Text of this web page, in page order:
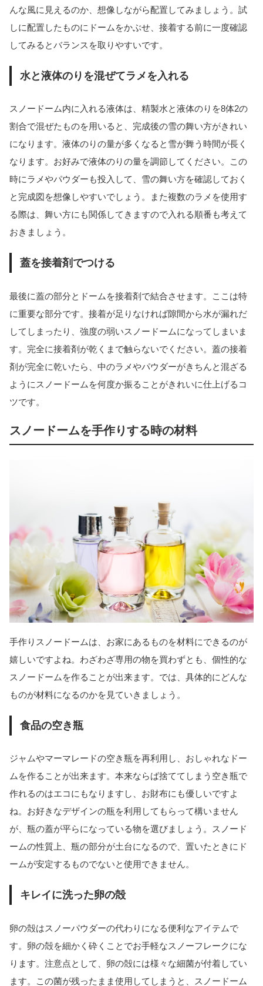
んな風に見えるのか、想像しながら配置してみましょう。試
しに配置したものにドームをかぶせ、接着する前に一度確認
してみるとバランスを取りやすいです。
水と液体のりを混ぜてラメを入れる
スノードーム内に入れる液体は、精製水と液体のりを8体2の
割合で混ぜたものを用いると、完成後の雪の舞い方がきれい
になります。液体のりの量が多くなると雪が舞う時間が長く
なります。お好みで液体のりの量を調節してください。この
時にラメやパウダーも投入して、雪の舞い方を確認しておく
と完成図を想像しやすいでしょう。また複数のラメを使用す
る際は、舞い方にも関係してきますので入れる順番も考えて
おきましょう。
蓋を接着剤でつける
最後に蓋の部分とドームを接着剤で結合させます。ここは特
に重要な部分です。接着が足りなければ隙間から水が漏れだ
してしまったり、強度の弱いスノードームになってしまいま
す。完全に接着剤が乾くまで触らないでください。蓋の接着
剤が完全に乾いたら、中のラメやパウダーがきちんと混ざる
ようにスノードームを何度か振ることがきれいに仕上げるコ
ツです。
スノードームを手作りする時の材料
手作りスノードームは、お家にあるものを材料にできるのが
嬉しいですよね。わざわざ専用の物を買わずとも、個性的な
スノードームを作ることが出来ます。では、具体的にどんな
ものが材料になるのかを見ていきましょう。
食品の空き瓶
ジャムやマーマレードの空き瓶を再利用し、おしゃれなドー
ムを作ることが出来ます。本来ならば捨ててしまう空き瓶で
作れるのはエコにもなりますし、お財布にも優しいですよ
ね。お好きなデザインの瓶を利用してもらって構いません
が、瓶の蓋が平らになっている物を選びましょう。スノード
ームの性質上、瓶の部分が土台になるので、置いたときにド
ームが安定するものでないと使用できません。
キレイに洗った卵の殻
卵の殻はスノーパウダーの代わりになる便利なアイテムで
す。卵の殻を細かく砕くことでお手軽なスノーフレークにな
ります。注意点として、卵の殻には様々な細菌が付着してい
ます。この菌が残ったまま使用してしまうと、スノードーム